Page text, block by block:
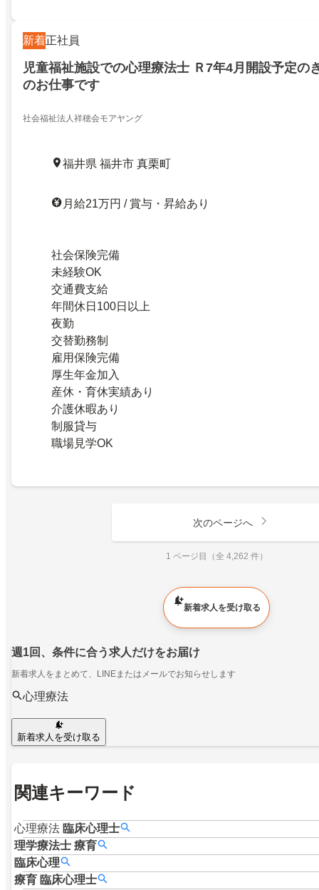
新着正社員
児童福祉施設での心理療法士 Ｒ7年4月開設予定の
のお仕事です
社会福祉法人祥穂会モアヤング
福井県 福井市 真栗町
月給21万円 / 賞与・昇給あり
社会保険完備
未経験OK
交通費支給
年間休日100日以上
夜勤
交替勤務制
雇用保険完備
厚生年金加入
産休・育休実績あり
介護休暇あり
制服貸与
職場見学OK
次のページへ
1 ページ目（全 4,262 件）
新着求人を受け取る
週1回、条件に合う求人だけをお届け
新着求人をまとめて、LINEまたはメールでお知らせします
心理療法
新着求人を受け取る
関連キーワード
心理療法 臨床心理士
理学療法士 療育
臨床心理
療育 臨床心理士